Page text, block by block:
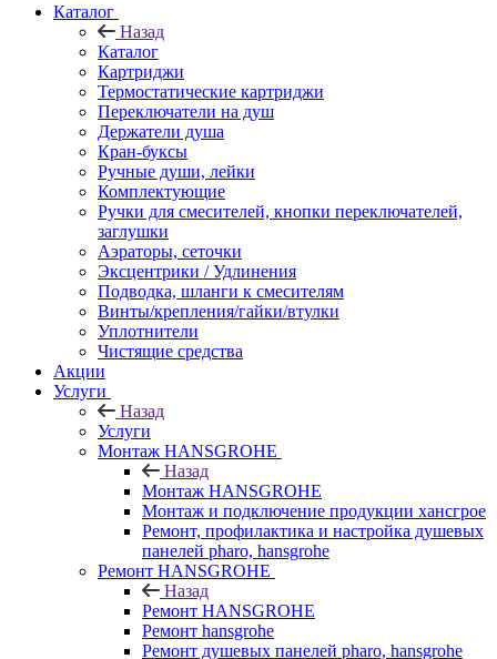
Каталог
Назад
Каталог
Картриджи
Термостатические картриджи
Переключатели на душ
Держатели душа
Кран-буксы
Ручные души, лейки
Комплектующие
Ручки для смесителей, кнопки переключателей,
заглушки
Аэраторы, сеточки
Эксцентрики / Удлинения
Подводка, шланги к смесителям
Винты/крепления/гайки/втулки
Уплотнители
Чистящие средства
Акции
Услуги
Назад
Услуги
Монтаж HANSGROHE
Назад
Монтаж HANSGROHE
Монтаж и подключение продукции хансгрое
Ремонт, профилактика и настройка душевых
панелей pharo, hansgrohe
Ремонт HANSGROHE
Назад
Ремонт HANSGROHE
Ремонт hansgrohe
Ремонт душевых панелей pharo, hansgrohe